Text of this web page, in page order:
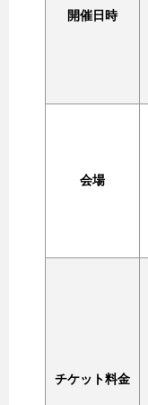
開催日時
会場
チケット料金